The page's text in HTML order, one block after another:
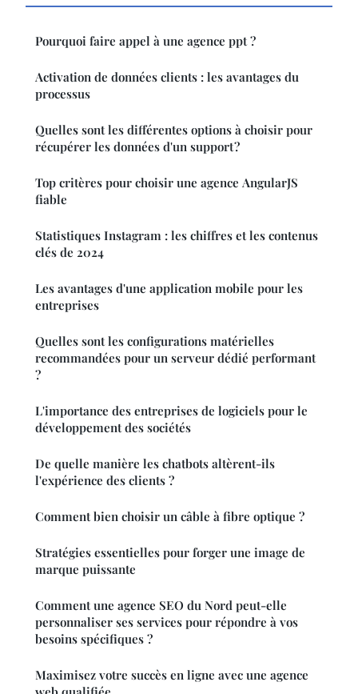
Pourquoi faire appel à une agence ppt ?
Activation de données clients : les avantages du
processus
Quelles sont les différentes options à choisir pour
récupérer les données d'un support ?
Top critères pour choisir une agence AngularJS
fiable
Statistiques Instagram : les chiffres et les contenus
clés de 2024
Les avantages d'une application mobile pour les
entreprises
Quelles sont les configurations matérielles
recommandées pour un serveur dédié performant
?
L'importance des entreprises de logiciels pour le
développement des sociétés
De quelle manière les chatbots altèrent-ils
l'expérience des clients ?
Comment bien choisir un câble à fibre optique ?
Stratégies essentielles pour forger une image de
marque puissante
Comment une agence SEO du Nord peut-elle
personnaliser ses services pour répondre à vos
besoins spécifiques ?
Maximisez votre succès en ligne avec une agence